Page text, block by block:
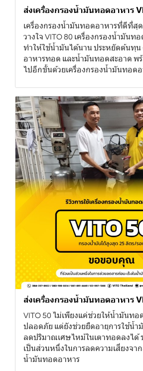
ส่งเครื่องกรองน้ำมันทอดอาหาร
เครื่องกรองน้ำมันทอดอาหารที่ดีที่สุ
วางใจ VITO 80 เครื่องกรองน้ำมัน
ทำให้ใช้น้ำมันได้นาน ประหยัดต้นทุ
อาหารทอด และน้ำมันทอดสะอาด พ
ไปอีกขั้นด้วยเครื่องกรองน้ำมันทอดอ
ส่งเครื่องกรองน้ำมันทอดอาหาร
VITO 50 ไม่เพียงแค่ช่วยให้น้ำมันทอ
ปลอดภัย แต่ยังช่วยยืดอายุการใช้น้ำ
ลดปริมาณเศษไหม้ในเตาทอดลงไ
เป็นส่วนหนึ่งในการลดความเสี่ยงจาก
น้ำมันทอดอาหาร